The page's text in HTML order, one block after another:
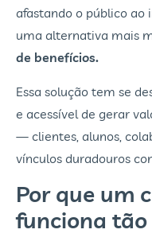
afastando o público ao
uma alternativa mais
de benefícios.
Essa solução tem se
e acessível de gerar
— clientes, alunos,
vínculos duradouros
Por que um
funciona tão